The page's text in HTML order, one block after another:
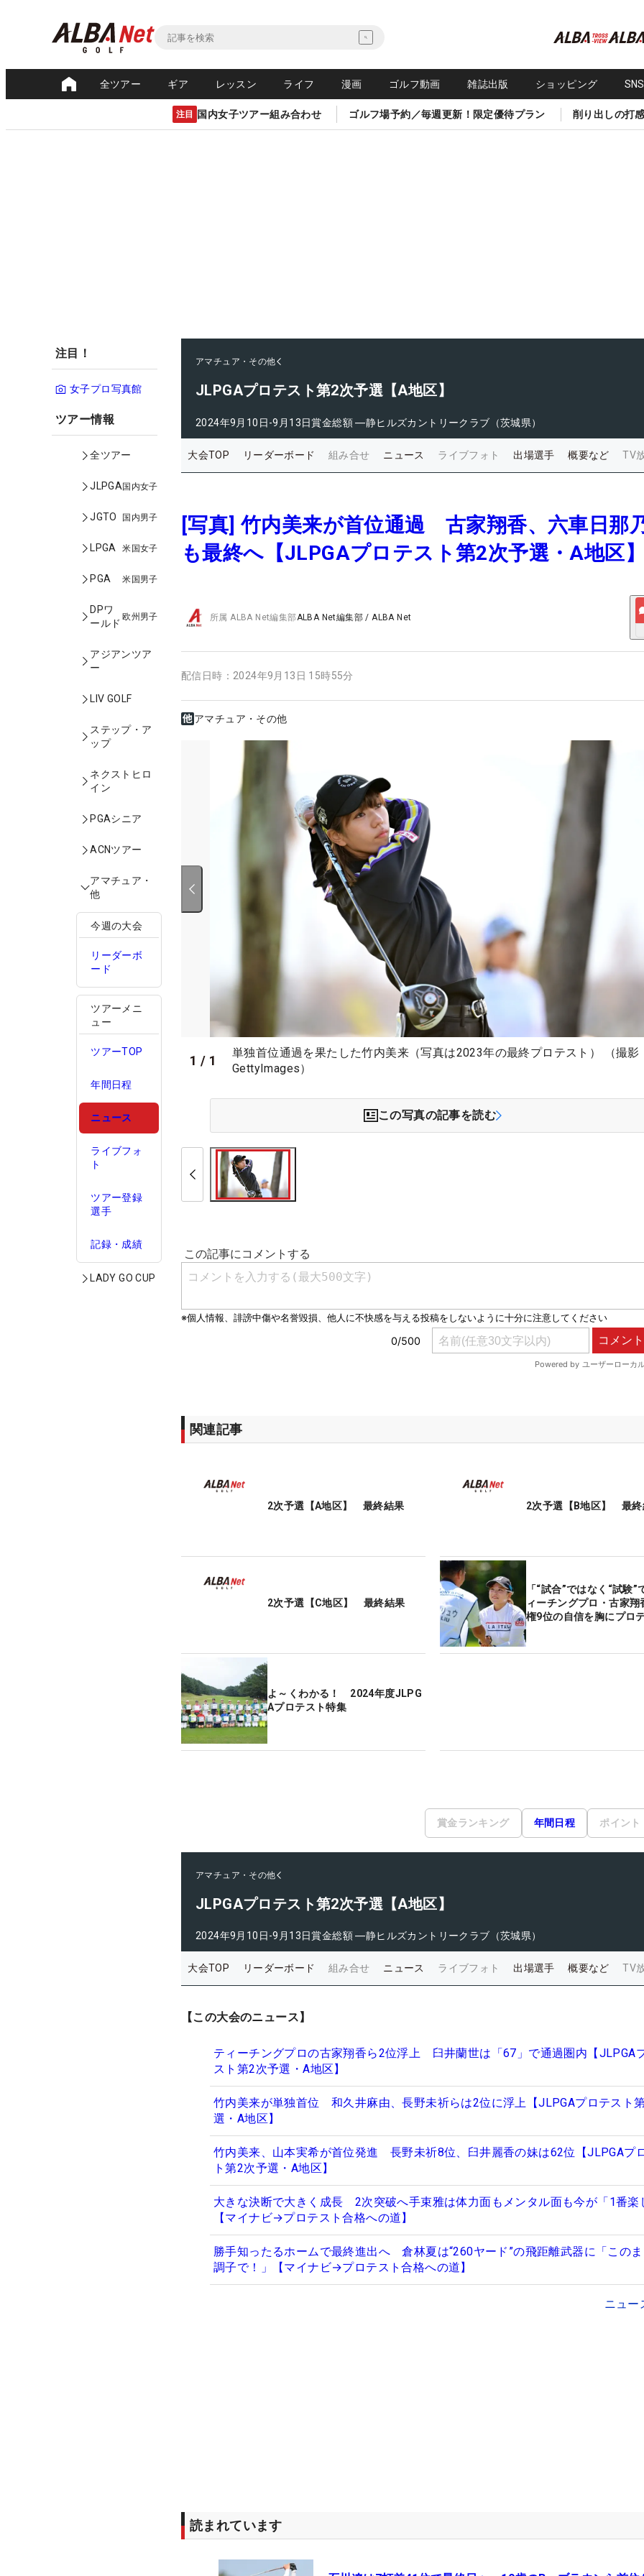
全ツアー ギア レッスン ライフ 漫画 ゴルフ動画 雑誌出版 ショッピング
注目 国内女子ツアー組み合わせ ゴルフ場予約／毎週更新！限定優待プラン 削り出しの打
注目！
女子プロ写真館
ツアー情報
全ツアー
JLPGA国内女子
JGTO 国内男子
LPGA 米国女子
PGA 米国男子
DPワ
ールド
欧州男子
アジアンツア
ー
LIV GOLF
ステップ・ア
ップ
ネクストヒロ
イン
PGAシニア
ACNツアー
アマチュア・
他
今週の大会
リーダーボ
ード
ツアーメニ
ュー
ツアーTOP
年間日程
ニュース
ライブフォ
ト
ツアー登録
選手
記録・成績
LADY GO CUP
アマチュア・その他
JLPGAプロテスト第2次予選【A地区】
2024年9月10日-9月13日賞金総額 ―静ヒルズカントリークラブ（茨城県）
大会TOP リーダーボード 組み合せ ニュース ライブフォト 出場選手 概要など TV
[写真] 竹内美来が首位通過 古家翔香、六車日那
も最終へ【JLPGAプロテスト第2次予選・A地区
所属ALBA Net編集部ALBA Net編集部 /ALBA Net
配信日時： 2024年9月13日 15時55分
アマチュア・その他
1 / 1
単独首位通過を果たした竹内美来（写真は2023年の最終プロテスト） （撮影
GettyImages）
この写真の記事を読む
関連記事
2次予選【A地区】 最終結果 2次予選【B地区】 最終
2次予選【C地区】 最終結果
「“試合”ではなく“試験”
ィーチングプロ・古家翔
権9位の自信を胸にプロ
よ～くわかる！ 2024年度JLPG
Aプロテスト特集
賞金ランキング 年間日程 ポイント
アマチュア・その他
JLPGAプロテスト第2次予選【A地区】
2024年9月10日-9月13日賞金総額 ―静ヒルズカントリークラブ（茨城県）
大会TOP リーダーボード 組み合せ ニュース ライブフォト 出場選手 概要など TV
【この大会のニュース】
ティーチングプロの古家翔香ら2位浮上 臼井蘭世は「67」で通過圏内【JLPGA
スト第2次予選・A地区】
竹内美来が単独首位 和久井麻由、長野未祈らは2位に浮上【JLPGAプロテスト
選・A地区】
竹内美来、山本実希が首位発進 長野未祈8位、臼井麗香の妹は62位【JLPGAプ
ト第2次予選・A地区】
大きな決断で大きく成長 2次突破へ手束雅は体力面もメンタル面も今が「1番楽
【マイナビ→プロテスト合格への道】
勝手知ったるホームで最終進出へ 倉林夏は“260ヤード”の飛距離武器に「この
調子で！」【マイナビ→プロテスト合格への道】
ニュー
読まれています